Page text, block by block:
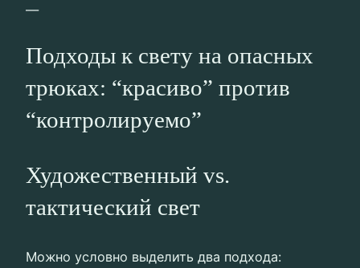
—
Подходы к свету на опасных
трюках: “красиво” против
“контролируемо”
Художественный vs.
тактический свет
Можно условно выделить два подхода: